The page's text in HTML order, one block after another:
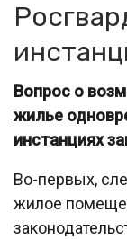
Вопрос о
жилье
инстанциях
Во-первых,
жилое